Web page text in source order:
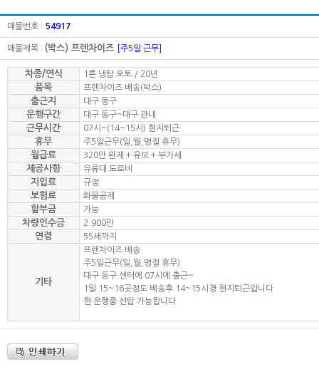
매물번호 : 54917
매물제목 : (박스) 프렌차이즈 [주5일 근무]
차종/연식 1톤 냉탑 오토 / 20년
품목 프렌차이즈 배송(박스)
출근지 대구 동구
운행구간 대구 동구~대구 관내
근무시간 07시~(14~15시) 현지퇴근
휴무 주5일근무(일,월,명절 휴무)
월급료 320만 완제 + 유보 + 부가세
제공사항 유류대 도로비
지입료 규정
보험료 화물공제
할부금 가능
차량인수금 2.900만
연령 55세까지
기타
프렌차이즈 배송
주5일근무(일,월,명절 휴무)
대구 동구 센터에 07시에 출근~
1일 15~16곳정도 배송후 14~15시경 현지퇴근입니다
현 운행중 선탑 가능합니다